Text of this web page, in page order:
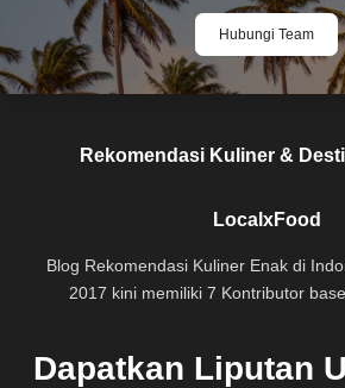
Hubungi Team
Rekomendasi Kuliner &
LocalxFood
Blog Rekomendasi Kuliner Enak di
2017 kini memiliki 7 Kontributor
Dapatkan Liputan